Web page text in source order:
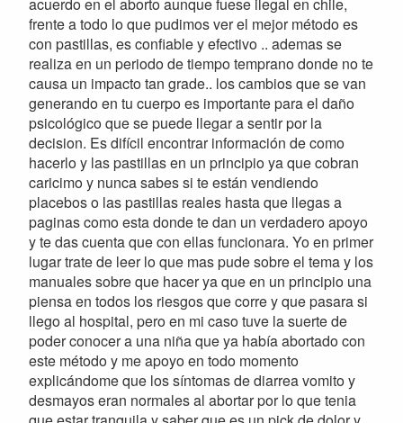
acuerdo en el aborto aunque fuese ilegal en chile,
frente a todo lo que pudimos ver el mejor método es
con pastillas, es confiable y efectivo .. ademas se
realiza en un periodo de tiempo temprano donde no te
causa un impacto tan grade.. los cambios que se van
generando en tu cuerpo es importante para el daño
psicológico que se puede llegar a sentir por la
decision. Es difícil encontrar información de como
hacerlo y las pastillas en un principio ya que cobran
caricimo y nunca sabes si te están vendiendo
placebos o las pastillas reales hasta que llegas a
paginas como esta donde te dan un verdadero apoyo
y te das cuenta que con ellas funcionara. Yo en primer
lugar trate de leer lo que mas pude sobre el tema y los
manuales sobre que hacer ya que en un principio una
piensa en todos los riesgos que corre y que pasara si
llego al hospital, pero en mi caso tuve la suerte de
poder conocer a una niña que ya había abortado con
este método y me apoyo en todo momento
explicándome que los síntomas de diarrea vomito y
desmayos eran normales al abortar por lo que tenia